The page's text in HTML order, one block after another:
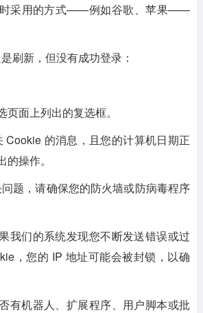
时采用的方式——例如谷歌、苹果——
刷新，但没有成功登录：
面上列出的复选框。
Cookie 的消息，且您的计算机日期正
操作。
题，请确保您的防火墙或防病毒程序
我们的系统发现您不断发送错误或过
，您的 IP 地址可能会被封锁，以确
有机器人、扩展程序、用户脚本或批